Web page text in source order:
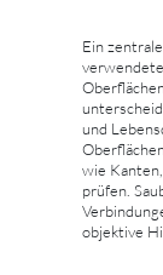
Ein
und
wie
prüfen.
objektive